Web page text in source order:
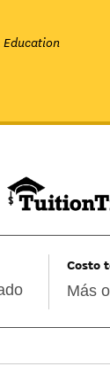
Costo
Más